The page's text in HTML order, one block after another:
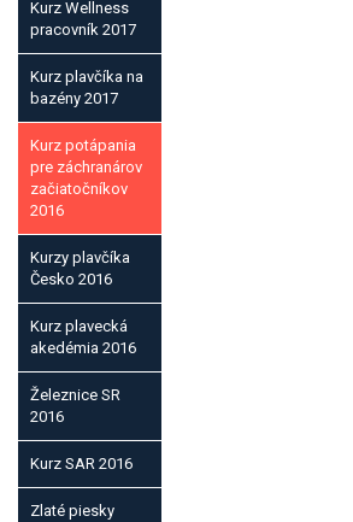
Kurz Wellness
pracovník 2017
Kurz plavčíka na
bazény 2017
Kurz potápania
pre záchranárov
začiatočníkov
2016
Kurzy plavčíka
Česko 2016
Kurz plavecká
akedémia 2016
Železnice SR
2016
Kurz SAR 2016
Zlaté piesky